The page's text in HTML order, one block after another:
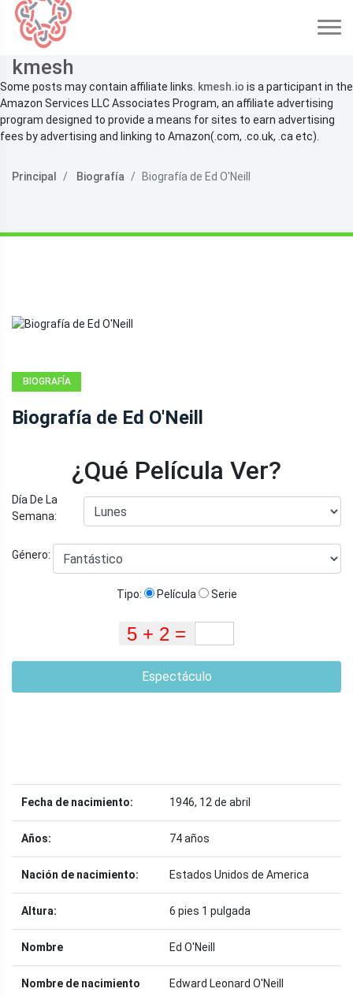
kmesh
Some posts may contain affiliate links. kmesh.io is a participant in the
Amazon Services LLC Associates Program, an affiliate advertising
program designed to provide a means for sites to earn advertising
fees by advertising and linking to Amazon(.com, .co.uk, .ca etc).
Principal Biografía Biografía de Ed O'Neill
BIOGRAFÍA
Biografía de Ed O'Neill
¿Qué Película Ver?
Día De La
Semana:
Género:
Tipo: Película Serie
Espectáculo
Fecha de nacimiento: 1946, 12 de abril
Años: 74 años
Nación de nacimiento: Estados Unidos de America
Altura: 6 pies 1 pulgada
Nombre Ed O'Neill
Nombre de nacimiento Edward Leonard O'Neill